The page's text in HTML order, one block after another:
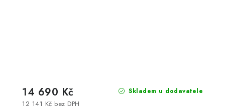
Skladem u dodavatele
12 141 Kč bez DPH
14 690 Kč